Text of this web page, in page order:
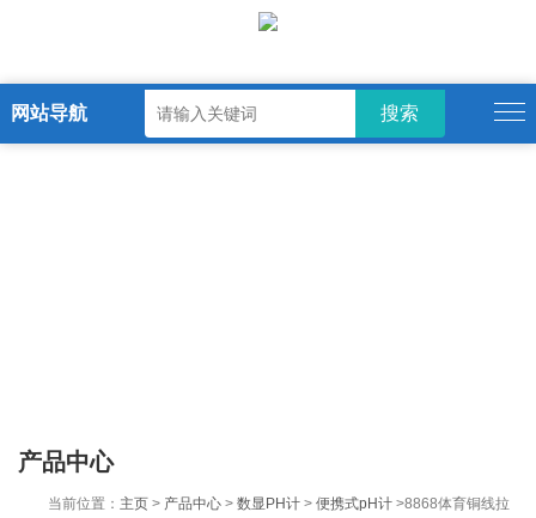
网站导航
产品中心
当前位置： 主页 > 产品中心 >数显PH计 >便携式pH计 >8868体育铜线拉